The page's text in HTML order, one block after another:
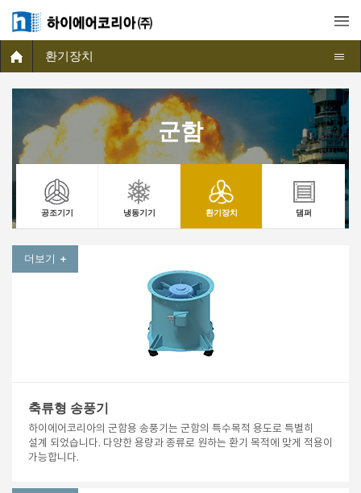
환기장치
군함
공조기기 냉동기기 환기장치 댐퍼
축류형 송풍기
하이에어코리아의 군함용 송풍기는 군함의 특수목적 용도로 특별히
설계 되었습니다. 다양한 용량과 종류로 원하는 환기 목적에 맞게 적용이
가능합니다.
더보기